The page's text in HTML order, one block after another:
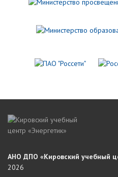
АНО ДПО «Кировский учебный
2026